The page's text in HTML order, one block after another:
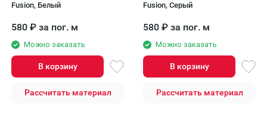
Fusion, Белый
580 ₽ за пог. м
Можно заказать
В корзину
Рассчитать материал
Fusion, Серый
580 ₽ за пог. м
Можно заказать
В корзину
Рассчитать материал